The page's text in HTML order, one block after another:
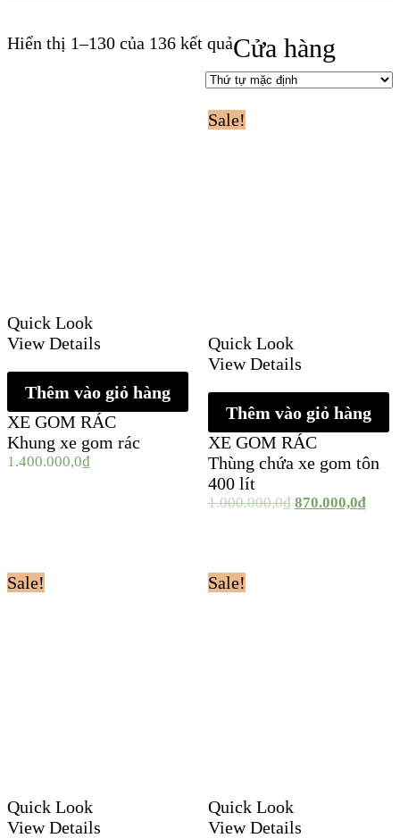
Hiển thị 1–130 của 136 kết quảCửa hàng
Quick Look
View Details
Thêm vào giỏ hàng
XE GOM RÁC
Khung xe gom rác
1.400.000,0₫
Sale!
Quick Look
View Details
Thêm vào giỏ hàng
XE GOM RÁC
Thùng chứa xe gom tôn
400 lít
1.000.000,0₫ 870.000,0₫
Sale!
Quick Look
View Details
Sale!
Quick Look
View Details